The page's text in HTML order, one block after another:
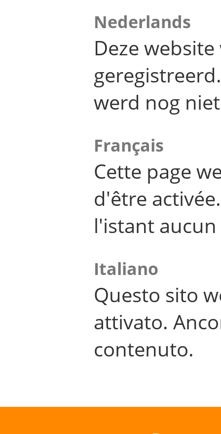
Nederlands
Deze
werd nog
Français
Cette page
d'être
l'istant
Italiano
Questo sito
attivato.
contenuto.